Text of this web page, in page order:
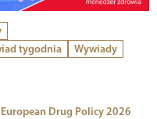
tygodnia
Wywiady
Drug Policy 2026